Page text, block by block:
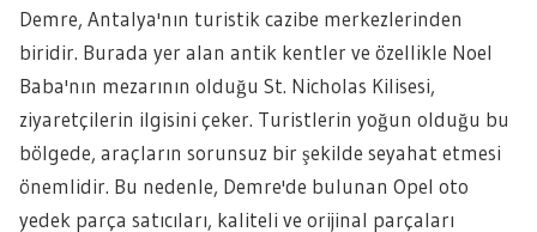
Demre, Antalya'nın turistik cazibe merkezlerinden
biridir. Burada yer alan antik kentler ve özellikle Noel
Baba'nın mezarının olduğu St. Nicholas Kilisesi,
ziyaretçilerin ilgisini çeker. Turistlerin yoğun olduğu bu
bölgede, araçların sorunsuz bir şekilde seyahat etmesi
önemlidir. Bu nedenle, Demre'de bulunan Opel oto
yedek parça satıcıları, kaliteli ve orijinal parçaları